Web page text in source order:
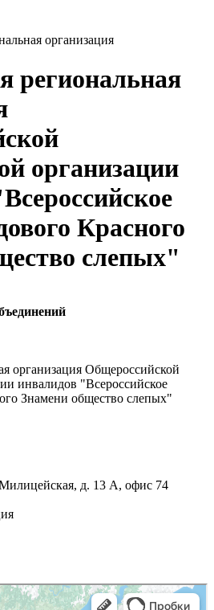
организация
региональная
организации
Красного
слепых"
организация Общероссийской
инвалидов "Всероссийское
Знамени общество слепых"
д. 13 А, офис 74